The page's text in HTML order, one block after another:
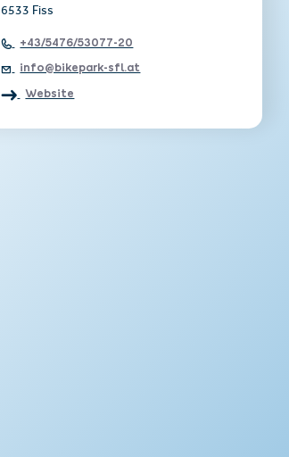
6533 Fiss
+43/5476/53077-20
info@bikepark-sfl.at
Website